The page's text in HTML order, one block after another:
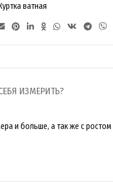
ватная
ИЗМЕРИТЬ?
и больше, а так же с